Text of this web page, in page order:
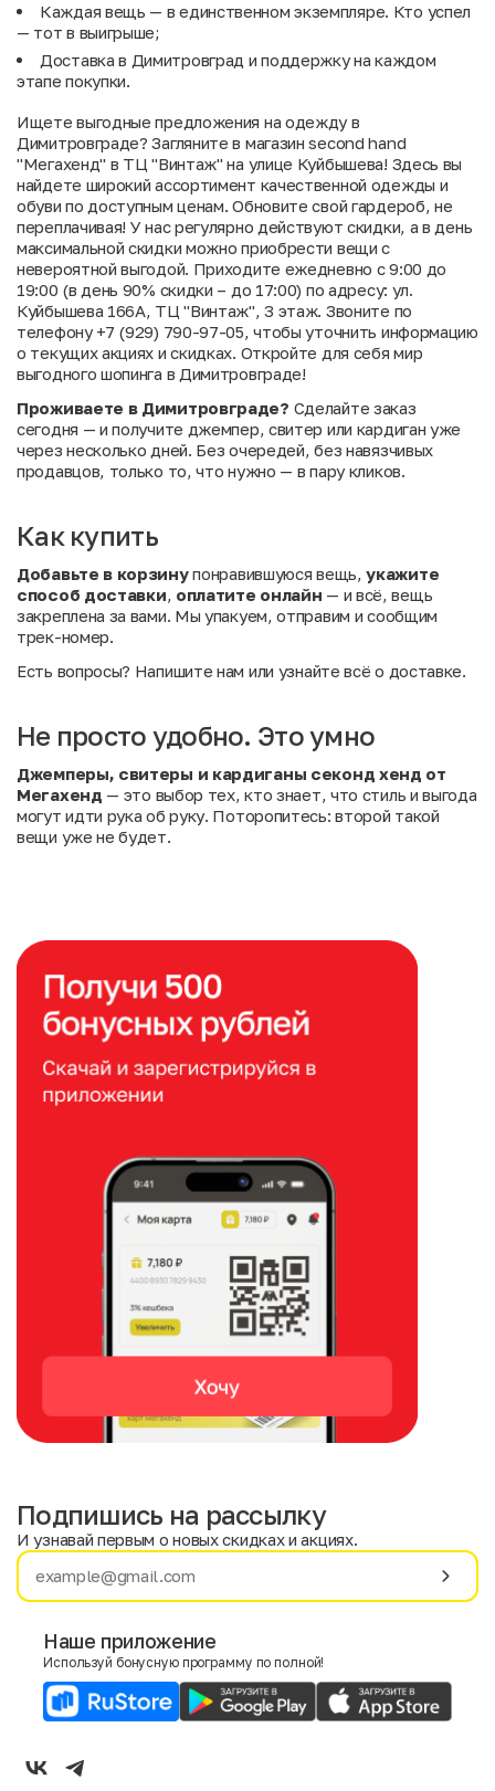
Каждая вещь — в единственном экземпляре. Кто успел
— тот в выигрыше;
Доставка в Димитровград и поддержку на каждом
этапе покупки.
Ищете выгодные предложения на одежду в
Димитровграде? Загляните в магазин second hand
"Мегахенд" в ТЦ "Винтаж" на улице Куйбышева! Здесь вы
найдете широкий ассортимент качественной одежды и
обуви по доступным ценам. Обновите свой гардероб, не
переплачивая! У нас регулярно действуют скидки, а в день
максимальной скидки можно приобрести вещи с
невероятной выгодой. Приходите ежедневно с 9:00 до
19:00 (в день 90% скидки – до 17:00) по адресу: ул.
Куйбышева 166А, ТЦ "Винтаж", 3 этаж. Звоните по
телефону +7 (929) 790-97-05, чтобы уточнить информацию
о текущих акциях и скидках. Откройте для себя мир
выгодного шопинга в Димитровграде!
Проживаете в Димитровграде? Сделайте заказ
сегодня — и получите джемпер, свитер или кардиган уже
через несколько дней. Без очередей, без навязчивых
продавцов, только то, что нужно — в пару кликов.
Как купить
Добавьте в корзинупонравившуюся вещь,укажите
способ доставки, оплатите онлайн — и всё, вещь
закреплена за вами. Мы упакуем, отправим и сообщим
трек-номер.
Есть вопросы? Напишите нам или узнайте всё о доставке.
Не просто удобно. Это умно
Джемперы, свитеры и кардиганы секонд хенд от
Мегахенд — это выбор тех, кто знает, что стиль и выгода
могут идти рука об руку. Поторопитесь: второй такой
вещи уже не будет.
Имя
E-mail
Мужской
Подпишись на рассылку
И узнавай первым о новых скидках и акциях.
Наше приложение
Используй бонусную программу по полной!